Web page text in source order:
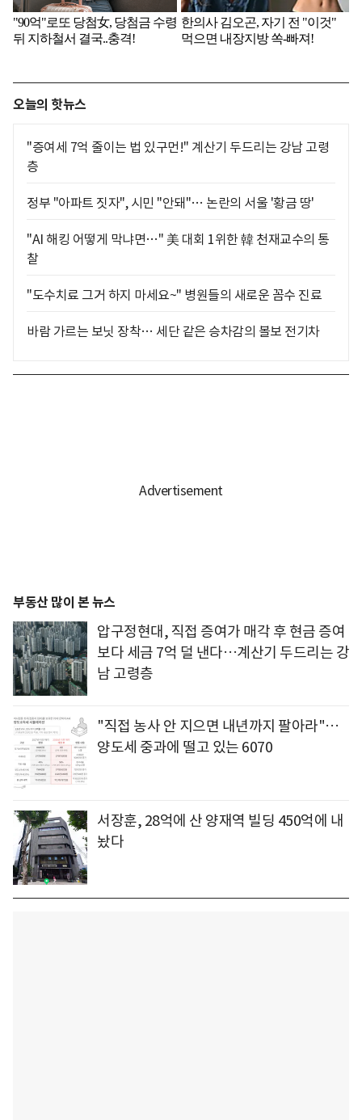
오늘의 핫뉴스
"증여세 7억 줄이는 법 있구먼!" 계산기 두드리는 강남 고령
층
정부 "아파트 짓자", 시민 "안돼"… 논란의 서울 '황금 땅'
"AI 해킹 어떻게 막냐면…" 美 대회 1위한 韓 천재교수의 통
찰
"도수치료 그거 하지 마세요~" 병원들의 새로운 꼼수 진료
바람 가르는 보닛 장착… 세단 같은 승차감의 볼보 전기차
부동산 많이 본 뉴스
압구정현대, 직접 증여가 매각 후 현금 증여
보다 세금 7억 덜 낸다…계산기 두드리는 강
남 고령층
"직접 농사 안 지으면 내년까지 팔아라"…
양도세 중과에 떨고 있는 6070
서장훈, 28억에 산 양재역 빌딩 450억에 내
놨다